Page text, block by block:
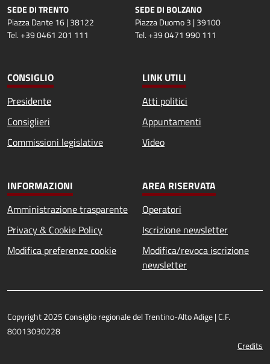
SEDE DI TRENTO
Piazza Dante 16 | 38122
Tel. +39 0461 201 111
SEDE DI BOLZANO
Piazza Duomo 3 | 39100
Tel. +39 0471 990 111
CONSIGLIO
Presidente
Consiglieri
Commissioni legislative
LINK UTILI
Atti politici
Appuntamenti
Video
INFORMAZIONI
Amministrazione trasparente
Privacy & Cookie Policy
Modifica preferenze cookie
AREA RISERVATA
Operatori
Iscrizione newsletter
Modifica/revoca iscrizione
newsletter
Copyright 2025 Consiglio regionale del Trentino-Alto Adige | C.F.
80013030228
Credits